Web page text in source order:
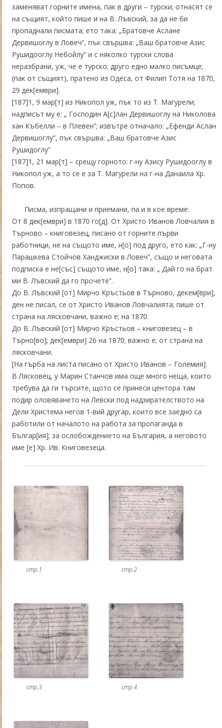
заменяват горните имена, пак в други – турски; отнасят се
на същият, който пише и на В. Лъвский, за да не би
пропаднали писмата; ето така: „Братовче Аслане
Дервишоглу в Ловеч”, пък свършва: „Ваш братовче Азис
Рушидооглу Небойлу” и с няколко турски слова
неразбрани, уж, че е турско; друго едно малко писъмце;
(пак от същият), пратено из Одеса, от Филип Тотя на 1870,
29 дек[ември].
[187]1, 9 мар[т] из Никопол уж, пък то из Т. Магурели;
надписът му е: „ Господин А[с]лан Дервишоглу на Николова
хан Къбелли – в Плевен”; извътре отначало: „Ефенди Аслан
Дервишоглу”, пък свършва: „Ваш братовче Азис
Рушидоглу”
[187]1, 21 мар[т] – срещу горното: г-ну Азису Рушидооглу в
Никопол уж, а то се е за Т. Магурели на г-на Данаила Хр.
Попов.
Писма, изпращани и приемани, па и в кое време:
От 8 дек[ември] в 1870 го[д]. От Христо Иванов Ловчалия в
Търново – книговезец, писано от горните първи
работници, не на същото име, н[о] под друго, ето как: „Г-ну
Парашкева Стойчов Ханджиски в Ловеч”, също и неговата
подписка е не[със] същото име, н[о] така: „ Дай го на брат
ми В. Лъвский да го прочете”.
До В. Лъвский [от] Мирчо Кръстьов в Търново, декем[ври],
ден не писал, се от Христо Иванов Ловчалията; пише от
страна на лясковчани, важно е; на 1870.
До В. Лъвский [от] Мирчо Кръстьов – книговезец – в
Търно[во]; дек[ември] 26 на 1870; важно е; от страна на
лясковчани.
[На гърба на листа писано от Христо Иванов – Големия]:
В Лясковец, у Марин Станчов има още много неща, които
требува да ги търсите, щото се принеси центора там
подир оловяването на Левски под надзирателството на
Дели Христема негов 1-вий другар, които все заедно са
работили от началото на работа за пропаганда в
Българ[ия]; за ослобождението на България, а неговото
име [е] Хр. Ив. Книговезеца.
стр.1 стр.2
стр.3 стр.4